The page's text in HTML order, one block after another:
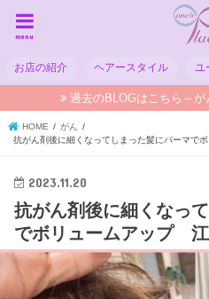
menu
お店の紹介 ヘアースタイル ユ
過去のBLOGはこちら～
HOME
がん
抗がん剤後に細くなってしまった髪にパーマで
2023.11.20
抗がん剤後に細くなっ
でボリュームアップ